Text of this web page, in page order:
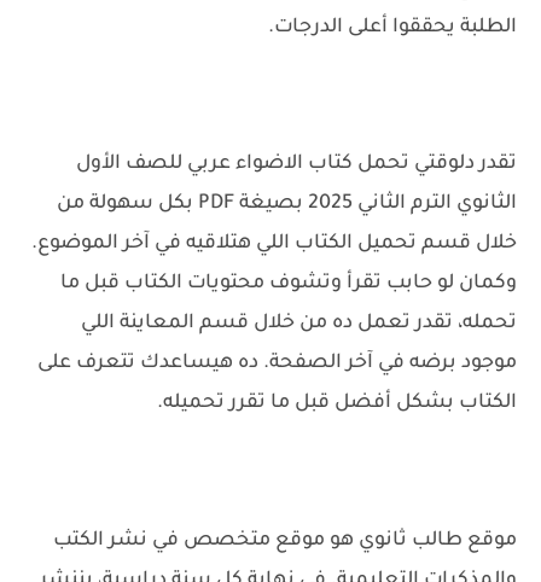
الطلبة يحققوا أعلى الدرجات.
تقدر دلوقتي تحمل كتاب الاضواء عربي للصف الأول
الثانوي الترم الثاني 2025 بصيغة PDF بكل سهولة من
خلال قسم تحميل الكتاب اللي هتلاقيه في آخر الموضوع.
وكمان لو حابب تقرأ وتشوف محتويات الكتاب قبل ما
تحمله، تقدر تعمل ده من خلال قسم المعاينة اللي
موجود برضه في آخر الصفحة. ده هيساعدك تتعرف على
الكتاب بشكل أفضل قبل ما تقرر تحميله.
موقع طالب ثانوي هو موقع متخصص في نشر الكتب